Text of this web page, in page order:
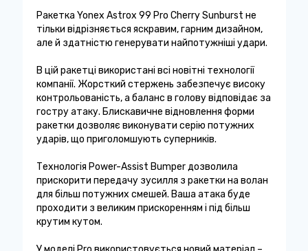
Ракетка Yonex Astrox 99 Pro Cherry Sunburst не
тільки відрізняється яскравим, гарним дизайном,
але й здатністю генерувати найпотужніші удари.
В цій ракетці використані всі новітні технології
компанії. Жорсткий стержень забезпечує високу
контрольованість, а баланс в голову відповідає за
гостру атаку. Блискавичне відновлення форми
ракетки дозволяє виконувати серію потужних
ударів, що приголомшують суперників.
Технологія Power-Assist Bumper дозволила
прискорити передачу зусилля з ракетки на волан
для більш потужних смешей. Ваша атака буде
проходити з великим прискоренням і під більш
крутим кутом.